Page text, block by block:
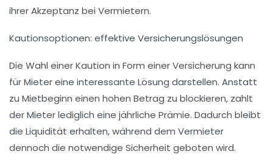
ihrer Akzeptanz bei Vermietern.
Kautionsoptionen: effektive Versicherungslösungen
Die Wahl einer Kaution in Form einer Versicherung kann
für Mieter eine interessante Lösung darstellen. Anstatt
zu Mietbeginn einen hohen Betrag zu blockieren, zahlt
der Mieter lediglich eine jährliche Prämie. Dadurch bleibt
die Liquidität erhalten, während dem Vermieter
dennoch die notwendige Sicherheit geboten wird.